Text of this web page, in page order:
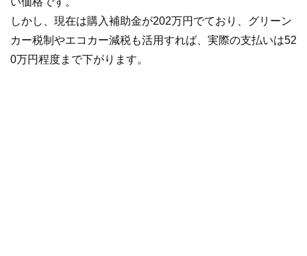
しかし、現在は購入補助金が202万円でており、グリーン
カー税制やエコカー減税も活用すれば、実際の支払いは52
0万円程度まで下がります。